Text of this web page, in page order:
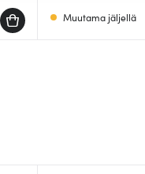
Muutama jäljellä